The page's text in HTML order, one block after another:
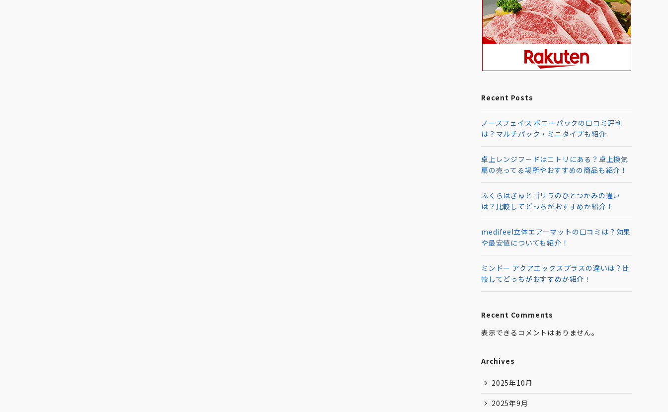
Recent Posts
ノースフェイス ボニーパックの口コミ評判
は？マルチパック・ミニタイプも紹介
卓上レンジフードはニトリにある？卓上換気
扇の売ってる場所やおすすめの商品も紹介！
ふくらはぎゅとゴリラのひとつかみの違い
は？比較してどっちがおすすめか紹介！
medifeel立体エアーマットの口コミは？効果
や最安値についても紹介！
ミンドー アクアエックスプラスの違いは？比
較してどっちがおすすめか紹介！
Recent Comments
表示できるコメントはありません。
Archives
2025年10月
2025年9月